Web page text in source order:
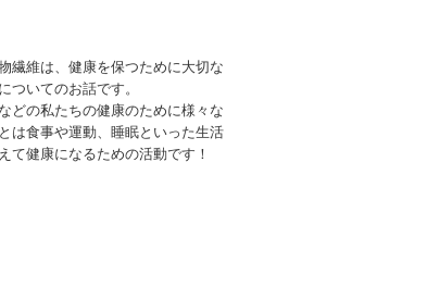
繊維は、健康を保つために大切な
ついてのお話です。
どの私たちの健康のために様々な
は食事や運動、睡眠といった生活
て健康になるための活動です！